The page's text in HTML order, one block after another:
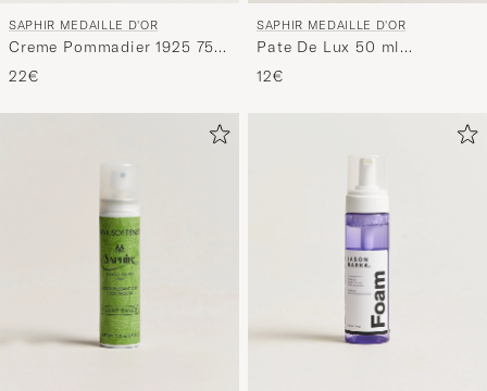
SAPHIR MEDAILLE D'OR
Creme Pommadier 1925 75
ml Light Brown
22€
SAPHIR MEDAILLE D'OR
Pate De Lux 50 ml
Mahogany
12€